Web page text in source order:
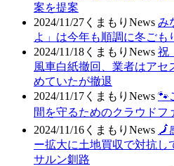
案を提案
2024/11/27 くまもりNews み
よ」は今年も順調に冬ごも
2024/11/18 くまもりNews 祝
風車白紙撤回、業者はアセ
めていたが撤退
2024/11/17 くまもりNews 🐾
間を守るためのクラウドフ
2024/11/16 くまもりNews
ー拡大に土地買収で対抗し
サルン釧路